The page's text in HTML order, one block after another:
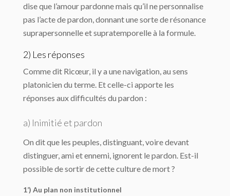
dise que l’amour pardonne mais qu’il ne personnalise
pas l’acte de pardon, donnant une sorte de résonance
suprapersonnelle et supratemporelle à la formule.
2) Les réponses
Comme dit Ricœur, il y a une navigation, au sens
platonicien du terme. Et celle-ci apporte les
réponses aux difficultés du pardon :
a) Inimitié et pardon
On dit que les peuples, distinguant, voire devant
distinguer, ami et ennemi, ignorent le pardon. Est-il
possible de sortir de cette culture de mort ?
1’) Au plan non institutionnel